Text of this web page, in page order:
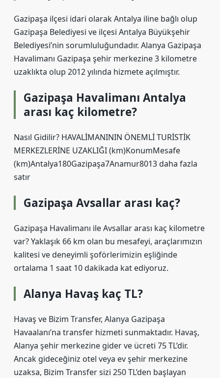
Gazipaşa ilçesi idari olarak Antalya iline bağlı olup
Gazipaşa Belediyesi ve ilçesi Antalya Büyükşehir
Belediyesi’nin sorumluluğundadır. Alanya Gazipaşa
Havalimanı Gazipaşa şehir merkezine 3 kilometre
uzaklıkta olup 2012 yılında hizmete açılmıştır.
Gazipaşa Havalimanı Antalya
arası kaç kilometre?
Nasıl Gidilir? HAVALİMANININ ÖNEMLİ TURİSTİK
MERKEZLERİNE UZAKLIĞI (km)KonumMesafe
(km)Antalya180Gazipaşa7Anamur8013 daha fazla
satır
Gazipaşa Avsallar arası kaç?
Gazipaşa Havalimanı ile Avsallar arası kaç kilometre
var? Yaklaşık 66 km olan bu mesafeyi, araçlarımızın
kalitesi ve deneyimli şoförlerimizin eşliğinde
ortalama 1 saat 10 dakikada kat ediyoruz.
Alanya Havaş kaç TL?
Havaş ve Bizim Transfer, Alanya Gazipaşa
Havaalanı’na transfer hizmeti sunmaktadır. Havaş,
Alanya şehir merkezine gider ve ücreti 75 TL’dir.
Ancak gideceğiniz otel veya ev şehir merkezine
uzaksa, Bizim Transfer sizi 250 TL’den başlayan